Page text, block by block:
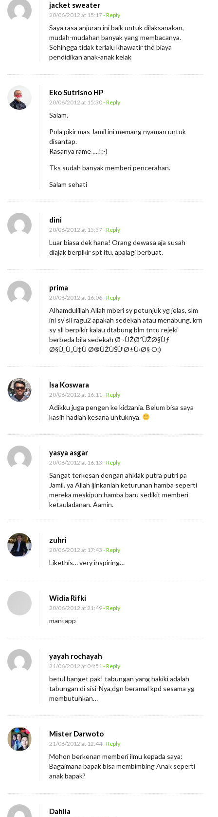
jacket sweater
20/06/2012 at 15:17- Reply
Saya rasa anjuran ini baik untuk dilaksanakan,
mudah-mudahan banyak yang membacanya.
Sehingga tidak terlalu khawatir thd biaya
pendidikan anak-anak kelak
Eko Sutrisno HP
20/06/2012 at 15:30- Reply
Salam.
Pola pikir mas Jamil ini memang nyaman untuk
disantap.
Rasanya rame ….!:-)
Tks sudah banyak memberi pencerahan.
Salam sehati
dini
20/06/2012 at 15:37- Reply
Luar biasa dek hana! Orang dewasa aja susah
diajak berpikir spt itu, apalagi berbuat.
prima
20/06/2012 at 16:06- Reply
Alhamdulillah Allah mberi sy petunjuk yg jelas, slm
ini sy sll ragu2 apakah sedekah atau menabung, krn
sy sll berpikir kalau dtabung blm tntu rejeki
berbeda bila sedekah Ø¬ÙŽØ²ÙŽØ§Ùƒ
Ø§Ù„Ù„Ù‡Ù Ø®ÙŽÙŠÙ’Ø±Ù‹Ø§ O:)
Isa Koswara
20/06/2012 at 16:11- Reply
Adikku juga pengen ke kidzania. Belum bisa saya
kasih hadiah kesana untuknya.
yasya asgar
20/06/2012 at 16:13 - Reply
Sangat terkesan dengan ahklak putra putri pa
Jamil. ya Allah ijinkanlah keturunan hamba seperti
mereka meskipun hamba baru sedikit memberi
ketauladanan. Aamin.
zuhri
20/06/2012 at 17:43 - Reply
Likethis… very inspiring…
Widia Rifki
20/06/2012 at 21:49- Reply
mantapp
yayah rochayah
21/06/2012 at 04:51- Reply
betul banget pak! tabungan yang hakiki adalah
tabungan di sisi-Nya,dgn beramal kpd sesama yg
membutuhkan…
Mister Darwoto
21/06/2012 at 12:44- Reply
Mohon berkenan memberi ilmu kepada saya:
Bagaimana bapak bisa membimbing Anak seperti
anak bapak?
Dahlia